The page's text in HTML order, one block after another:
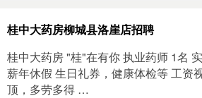
桂中大药房柳城县洛崖店招聘
桂中大药房 "桂"在有你 执业药师 1名
薪年休假 生日礼券，健康体检等 工资
顶，多劳多得 …